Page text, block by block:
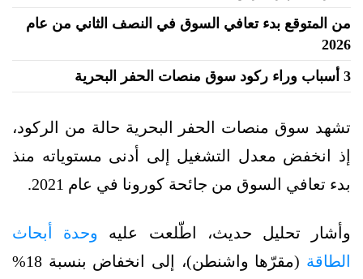
من المتوقع بدء تعافي السوق في النصف الثاني من عام
2026
3 أسباب وراء ركود سوق منصات الحفر البحرية
تشهد سوق منصات الحفر البحرية حالة من الركود،
إذ انخفض معدل التشغيل إلى أدنى مستوياته منذ
بدء تعافي السوق من جائحة كورونا في عام 2021.
وأشار تحليل حديث، اطّلعت عليه وحدة أبحاث
الطاقة
(مقرّها واشنطن)، إلى انخفاض بنسبة 18%